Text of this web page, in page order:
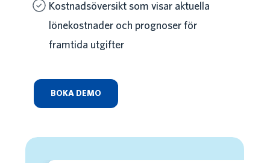
Kostnadsöversikt som visar aktuella
lönekostnader och prognoser för
framtida utgifter
BOKA DEMO